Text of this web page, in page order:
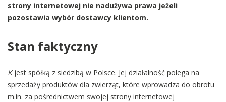
strony internetowej nie nadużywa prawa jeżeli
pozostawia wybór dostawcy klientom.
Stan faktyczny
Kjest spółką z siedzibą w Polsce. Jej działalność polega na
sprzedaży produktów dla zwierząt, które wprowadza do obrotu
m.in. za pośrednictwem swojej strony internetowej